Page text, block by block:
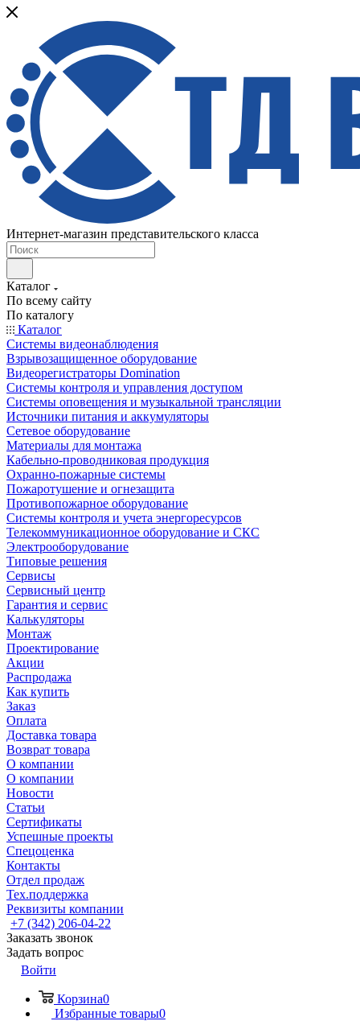
Интернет-магазин представительского класса
Каталог
По всему сайту
По каталогу
Каталог
Системы видеонаблюдения
Взрывозащищенное оборудование
Видеорегистраторы Domination
Системы контроля и управления доступом
Системы оповещения и музыкальной трансляции
Источники питания и аккумуляторы
Сетевое оборудование
Материалы для монтажа
Кабельно-проводниковая продукция
Охранно-пожарные системы
Пожаротушение и огнезащита
Противопожарное оборудование
Системы контроля и учета энергоресурсов
Телекоммуникационное оборудование и СКС
Электрооборудование
Типовые решения
Сервисы
Сервисный центр
Гарантия и сервис
Калькуляторы
Монтаж
Проектирование
Акции
Распродажа
Как купить
Заказ
Оплата
Доставка товара
Возврат товара
О компании
О компании
Новости
Статьи
Сертификаты
Успешные проекты
Спецоценка
Контакты
Отдел продаж
Тех.поддержка
Реквизиты компании
+7 (342) 206-04-22
Заказать звонок
Задать вопрос
Войти
Корзина0
Избранные товары0